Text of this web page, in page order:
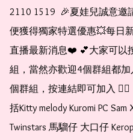
2110 1519  🎉夏娃兒誠意邀
便獲得獨家特選優惠💥每日
直播最新消息❤️ 💕大家可以
組，當然亦歡迎4個群組都
個群組，按連結即可加入
括Kitty melody Kuromi PC
Twinstars 馬騮仔 大口仔